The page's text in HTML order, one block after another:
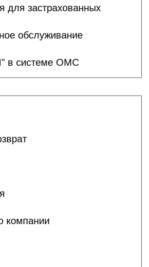
для застрахованных
обслуживание
в системе ОМС
компании